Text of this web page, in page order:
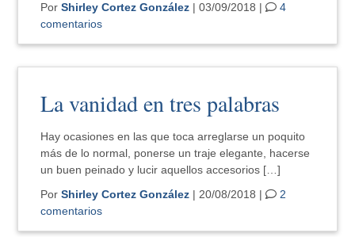
PorShirley Cortez González | 03/09/2018 |
4
comentarios
La vanidad en tres palabras
Hay ocasiones en las que toca arreglarse un poquito
más de lo normal, ponerse un traje elegante, hacerse
un buen peinado y lucir aquellos accesorios […]
PorShirley Cortez González | 20/08/2018 |
2
comentarios